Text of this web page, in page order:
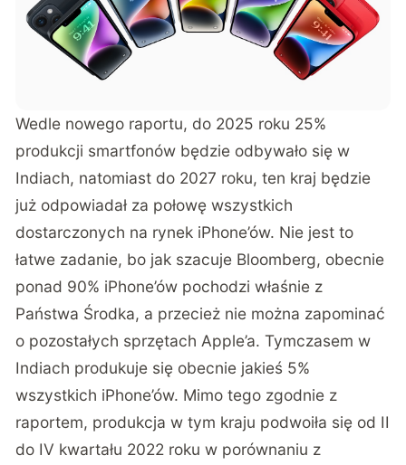
Wedle nowego raportu, do 2025 roku 25%
produkcji smartfonów będzie odbywało się w
Indiach, natomiast do 2027 roku, ten kraj będzie
już odpowiadał za połowę wszystkich
dostarczonych na rynek iPhone’ów. Nie jest to
łatwe zadanie, bo jak szacuje Bloomberg, obecnie
ponad 90% iPhone’ów pochodzi właśnie z
Państwa Środka, a przecież nie można zapominać
o pozostałych sprzętach Apple’a. Tymczasem w
Indiach produkuje się obecnie jakieś 5%
wszystkich iPhone’ów. Mimo tego zgodnie z
raportem, produkcja w tym kraju podwoiła się od II
do IV kwartału 2022 roku w porównaniu z